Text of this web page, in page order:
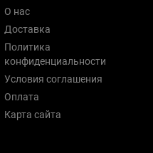
О нас
Доставка
Политика
конфиденциальности
Условия соглашения
Оплата
Карта сайта